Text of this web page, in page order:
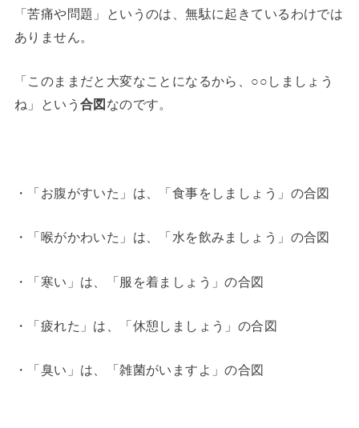
「苦痛や問題」というのは、無駄に起きているわけでは
ありません。
「このままだと大変なことになるから、○○しましょう
ね」という 合図 なのです。
・「お腹がすいた」は、「食事をしましょう」の合図
・「喉がかわいた」は、「水を飲みましょう」の合図
・「寒い」は、「服を着ましょう」の合図
・「疲れた」は、「休憩しましょう」の合図
・「臭い」は、「雑菌がいますよ」の合図